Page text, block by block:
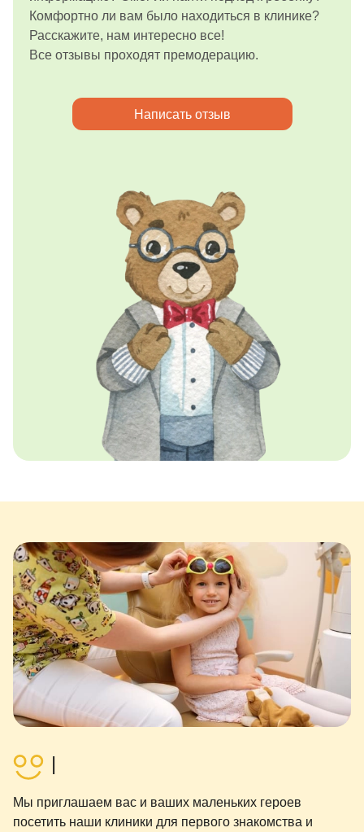
Комфортно ли вам было находиться в клинике?
Расскажите, нам интересно все!
Все отзывы проходят премодерацию.
Написать отзыв
Мы приглашаем вас и ваших маленьких героев
посетить наши клиники для первого знакомства и